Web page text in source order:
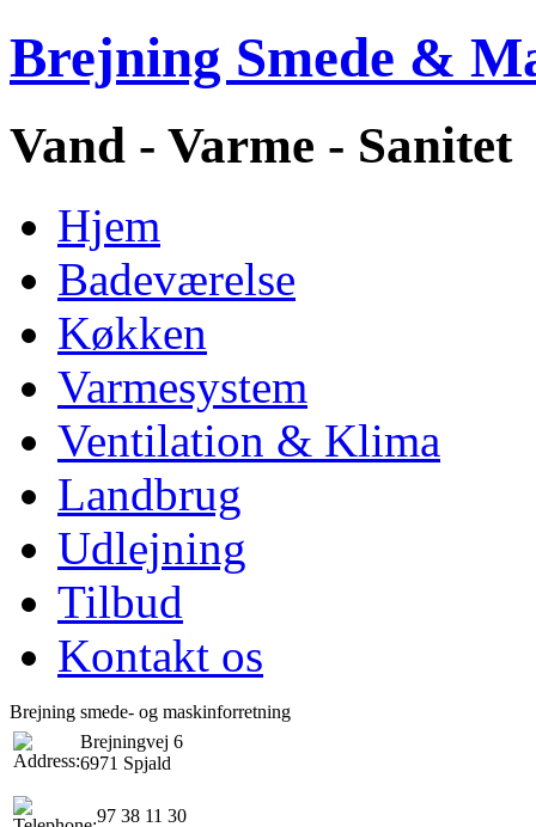
Brejning Smede &
Vand - Varme - Sanitet
Hjem
Badeværelse
Køkken
Varmesystem
Ventilation & Klima
Landbrug
Udlejning
Tilbud
Kontakt os
Brejning smede- og maskinforretning
Brejningvej 6
6971 Spjald
97 38 11 30